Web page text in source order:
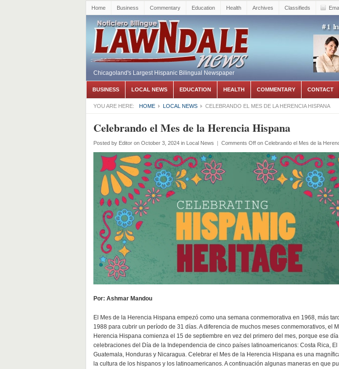
Home Business Commentary Education Health Archives Classifieds
Chicagoland's Largest Hispanic Bilingual Newspaper
BUSINESS LOCAL NEWS EDUCATION HEALTH COMMENTARY CONTACT
YOU ARE HERE: HOME LOCAL NEWS CELEBRANDO EL MES DE LA HERENCIA HISPANA
Celebrando el Mes de la Herencia Hispana
Posted by Editor on October 3, 2024 in Local News | Comments Offon Celebrando el Mes de la
Por: Ashmar Mandou
El Mes de la Herencia Hispana empezó como una semana conmemorativa en 1968, más
1988 para cubrir un período de 31 días. A diferencia de muchos meses conmemorativos, el
Herencia Hispana comienza el 15 de septiembre en vez del primero del mes, porque ese
celebraciones del Día de la Independencia de cinco países latinoamericanos: Costa Rica, El
Guatemala, Honduras y Nicaragua. Celebrar el Mes de la Herencia Hispana es una
la cultura de los hispanos y los latinoamericanos. A continuación algunas maneras en que